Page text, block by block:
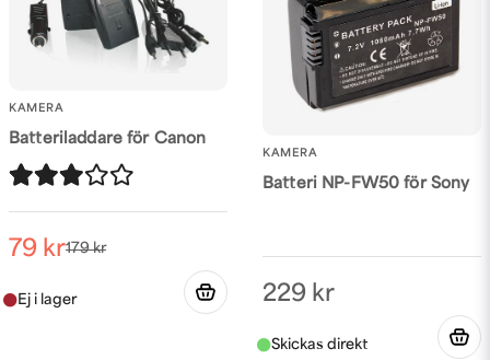
KAMERA
Batteriladdare för Canon
179 kr
79 kr
KAMERA
Batteri NP-FW50 för Sony
229 kr